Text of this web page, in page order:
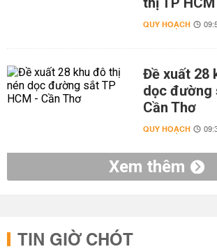
QUY HOẠCH
Đề xuất 28
dọc đường
Cần Thơ
QUY HOẠCH
Xem thêm
TIN GIỜ CHÓT